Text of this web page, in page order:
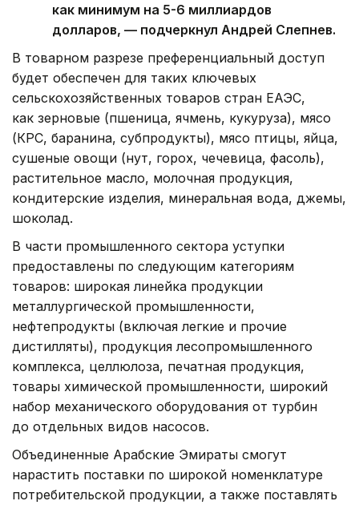
как минимум на 5-6 миллиардов
долларов, — подчеркнул Андрей Слепнев.
В товарном разрезе преференциальный доступ
будет обеспечен для таких ключевых
сельскохозяйственных товаров стран ЕАЭС,
как зерновые (пшеница, ячмень, кукуруза), мясо
(КРС, баранина, субпродукты), мясо птицы, яйца,
сушеные овощи (нут, горох, чечевица, фасоль),
растительное масло, молочная продукция,
кондитерские изделия, минеральная вода, джемы,
шоколад.
В части промышленного сектора уступки
предоставлены по следующим категориям
товаров: широкая линейка продукции
металлургической промышленности,
нефтепродукты (включая легкие и прочие
дистилляты), продукция лесопромышленного
комплекса, целлюлоза, печатная продукция,
товары химической промышленности, широкий
набор механического оборудования от турбин
до отдельных видов насосов.
Объединенные Арабские Эмираты смогут
нарастить поставки по широкой номенклатуре
потребительской продукции, а также поставлять